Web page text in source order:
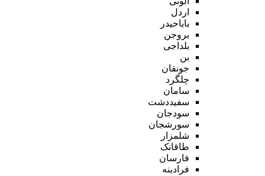
اردل
باباحیدر
بروجن
بلداجی
بن
جونقان
چلگرد
سامان
سفیددشت
سودجان
سورشجان
شلمزار
طاقانک
فارسان
فرادبنه